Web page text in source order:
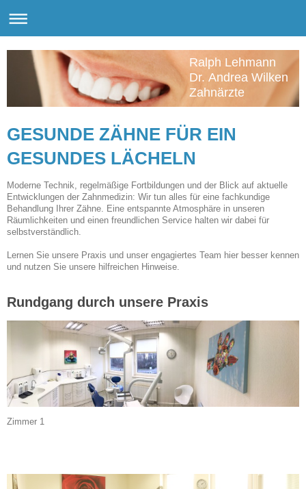
Ralph Lehmann
Dr. Andrea Wilken
Zahnärzte
GESUNDE ZÄHNE FÜR EIN
GESUNDES LÄCHELN
Moderne Technik, regelmäßige Fortbildungen und der Blick auf aktuelle
Entwicklungen der Zahnmedizin: Wir tun alles für eine fachkundige
Behandlung Ihrer Zähne. Eine entspannte Atmosphäre in unseren
Räumlichkeiten und einen freundlichen Service halten wir dabei für
selbstverständlich.
Lernen Sie unsere Praxis und unser engagiertes Team hier besser kennen
und nutzen Sie unsere hilfreichen Hinweise.
Rundgang durch unsere Praxis
Zimmer 1